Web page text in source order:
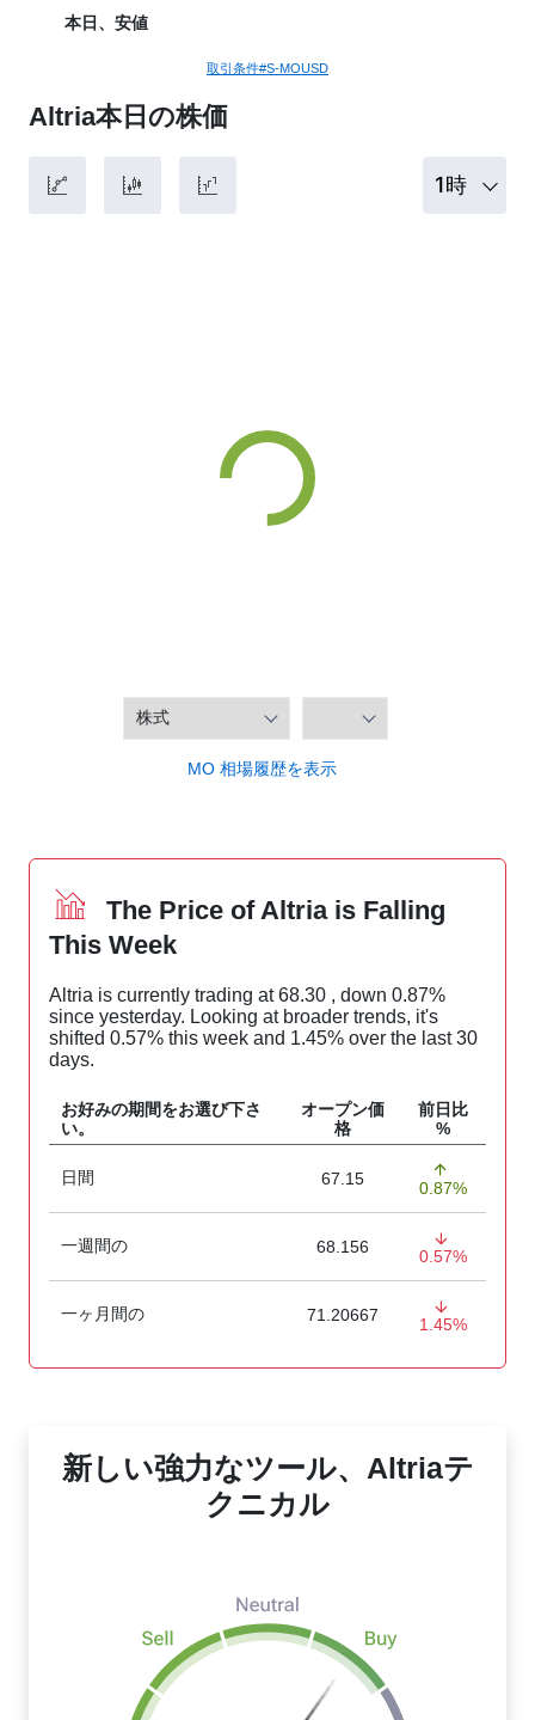
Altria本日の株価
1時
MO 相場履歴を表示
本日、安値
取引条件#S-MOUSD
The Price of Altria is Falling
This Week
Altria is currently trading at 68.30 , down 0.87%
since yesterday. Looking at broader trends, it's
shifted 0.57% this week and 1.45% over the last 30
days.
お好みの期間をお選び下さ
い。
オープン価
格
前日比
%
日間 67.15 0.87%
一週間の 68.156 0.57%
一ヶ月間の 71.20667 1.45%
新しい強力なツール、Altriaテ
クニカル